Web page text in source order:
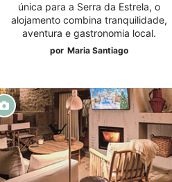
única para a Serra da Estrela, o
alojamento combina tranquilidade,
aventura e gastronomia local.
por Maria Santiago